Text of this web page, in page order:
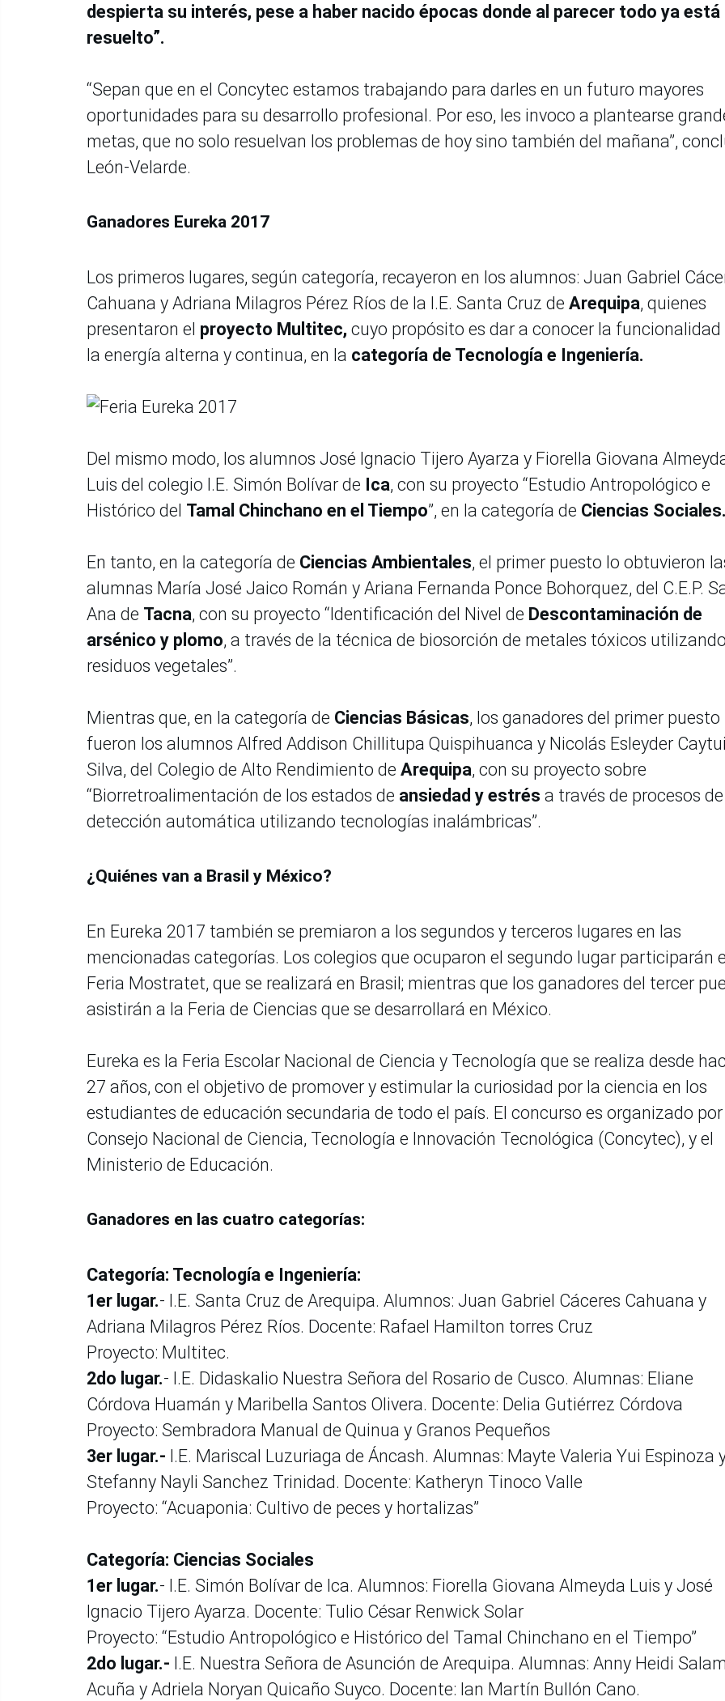
despierta su interés, pese a haber nacido épocas donde al parecer todo ya está
resuelto”.
“Sepan que en el Concytec estamos trabajando para darles en un futuro mayores
oportunidades para su desarrollo profesional. Por eso, les invoco a plantearse
metas, que no solo resuelvan los problemas de hoy sino también del mañana”,
León-Velarde.
Ganadores Eureka 2017
Los primeros lugares, según categoría, recayeron en los alumnos: Juan Gabriel
Cahuana y Adriana Milagros Pérez Ríos de la I.E. Santa Cruz de Arequipa, quienes
presentaron el proyecto Multitec, cuyo propósito es dar a conocer la funcionalidad
la energía alterna y continua, en la categoría de Tecnología e Ingeniería.
Del mismo modo, los alumnos José Ignacio Tijero Ayarza y Fiorella Giovana
Luis del colegio I.E. Simón Bolívar de Ica, con su proyecto “Estudio Antropológico e
Histórico del Tamal Chinchano en el Tiempo”, en la categoría de Ciencias Sociales.
En tanto, en la categoría de Ciencias Ambientales, el primer puesto lo obtuvieron
alumnas María José Jaico Román y Ariana Fernanda Ponce Bohorquez, del C.E.P.
Ana de Tacna, con su proyecto “Identificación del Nivel de Descontaminación de
arsénico y plomo, a través de la técnica de biosorción de metales tóxicos utilizando
residuos vegetales”.
Mientras que, en la categoría de Ciencias Básicas, los ganadores del primer puesto
fueron los alumnos Alfred Addison Chillitupa Quispihuanca y Nicolás Esleyder
Silva, del Colegio de Alto Rendimiento de Arequipa, con su proyecto sobre
“Biorretroalimentación de los estados de ansiedad y estrés a través de procesos de
detección automática utilizando tecnologías inalámbricas”.
¿Quiénes van a Brasil y México?
En Eureka 2017 también se premiaron a los segundos y terceros lugares en las
mencionadas categorías. Los colegios que ocuparon el segundo lugar participarán
Feria Mostratet, que se realizará en Brasil; mientras que los ganadores del tercer
asistirán a la Feria de Ciencias que se desarrollará en México.
Eureka es la Feria Escolar Nacional de Ciencia y Tecnología que se realiza desde
27 años, con el objetivo de promover y estimular la curiosidad por la ciencia en los
estudiantes de educación secundaria de todo el país. El concurso es organizado por
Consejo Nacional de Ciencia, Tecnología e Innovación Tecnológica (Concytec), y el
Ministerio de Educación.
Ganadores en las cuatro categorías:
Categoría: Tecnología e Ingeniería:
1er lugar.- I.E. Santa Cruz de Arequipa. Alumnos: Juan Gabriel Cáceres Cahuana y
Adriana Milagros Pérez Ríos. Docente: Rafael Hamilton torres Cruz
Proyecto: Multitec.
2do lugar.- I.E. Didaskalio Nuestra Señora del Rosario de Cusco. Alumnas: Eliane
Córdova Huamán y Maribella Santos Olivera. Docente: Delia Gutiérrez Córdova
Proyecto: Sembradora Manual de Quinua y Granos Pequeños
3er lugar.- I.E. Mariscal Luzuriaga de Áncash. Alumnas: Mayte Valeria Yui Espinoza
Stefanny Nayli Sanchez Trinidad. Docente: Katheryn Tinoco Valle
Proyecto: “Acuaponia: Cultivo de peces y hortalizas”
Categoría: Ciencias Sociales
1er lugar.- I.E. Simón Bolívar de Ica. Alumnos: Fiorella Giovana Almeyda Luis y José
Ignacio Tijero Ayarza. Docente: Tulio César Renwick Solar
Proyecto: “Estudio Antropológico e Histórico del Tamal Chinchano en el Tiempo”
2do lugar.- I.E. Nuestra Señora de Asunción de Arequipa. Alumnas: Anny Heidi
Acuña y Adriela Noryan Quicaño Suyco. Docente: Ian Martín Bullón Cano.